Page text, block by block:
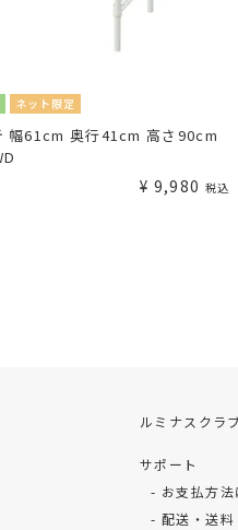
ネット限定
幅61cm 奥行41cm 高さ90cm
¥ 9,980 税込
ルミナスクラ
サポート
お支払方法
配送・送料